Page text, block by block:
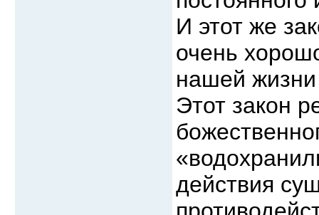
И этот же
очень
нашей жизни
Этот закон
действия